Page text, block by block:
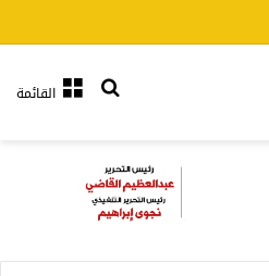
القائمةبحث عن